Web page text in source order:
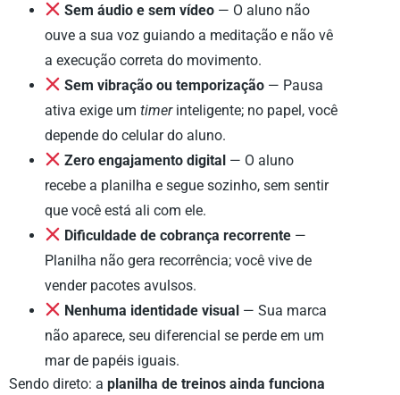
Sem áudio e sem vídeo — O aluno não
ouve a sua voz guiando a meditação e não vê
a execução correta do movimento.
Sem vibração ou temporização — Pausa
ativa exige um timerinteligente; no papel, você
depende do celular do aluno.
Zero engajamento digital — O aluno
recebe a planilha e segue sozinho, sem sentir
que você está ali com ele.
Dificuldade de cobrança recorrente —
Planilha não gera recorrência; você vive de
vender pacotes avulsos.
Nenhuma identidade visual — Sua marca
não aparece, seu diferencial se perde em um
mar de papéis iguais.
Sendo direto: a planilha de treinos ainda funciona